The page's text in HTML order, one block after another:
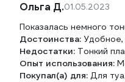
Ольга Д.01.05.2023
Показалась немного
Достоинства: Удобное,
Недостатки: Тонкий
Опыт использования:
Покупал(а) для: Для